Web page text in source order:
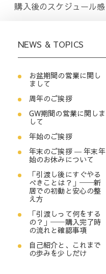
購入後のスケジュール感
NEWS & TOPICS
お盆期間の営業に関し
まして
周年のご挨拶
GW期間の営業に関しま
して
年始のご挨拶
年末のご挨拶 ― 年末年
始のお休みについて
「引渡し後にすぐやる
べきことは？」──新
居での初動と安心の整
え方
「引渡しって何をする
の？」──購入完了時
の流れと確認事項
自己紹介と、これまで
の歩みを少しだけ